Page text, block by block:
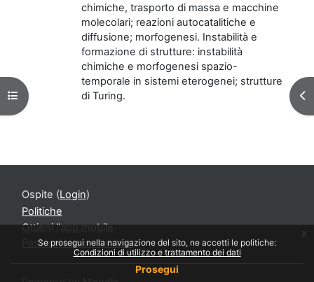
Se prosegui nella navigazione del sito, ne accetti le politiche:
Condizioni di utilizzo e trattamento dei dati
Prosegui
x
Apri indice del corso
chimiche, trasporto di massa e macchine
molecolari; reazioni autocatalitiche e
diffusione; morfogenesi. Instabilità e
formazione di strutture: instabilità
chimiche e morfogenesi spazio-
temporale in sistemi eterogenei; strutture
di Turing.
Ospite (Login)
Politiche
Ottieni l'app mobile
Passa al tema standard